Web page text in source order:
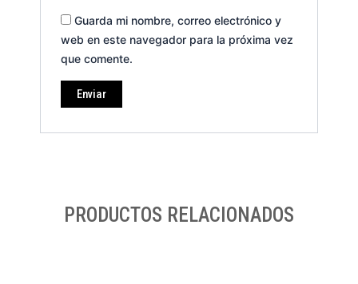
Guarda mi nombre, correo electrónico y
web en este navegador para la próxima vez
que comente.
PRODUCTOS RELACIONADOS